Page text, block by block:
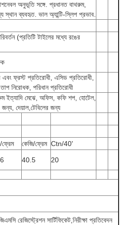
অনুভূতি সঙ্গে. প্রধানত বাথরুম,
স্থান ব্যবহৃত. ভাল অ্যান্টি-স্লিপ প্রভাব.
(প্রতিটি টাইলের মধ্যে রঙের
এবং ফ্রস্ট প্রতিরোধী, এসিড প্রতিরোধী,
তাপ নিরোধক, পরিধান প্রতিরোধী
ইত্যাদি মেঝে, অফিস, কফি শপ, হোটেল,
দেয়াল,টেবিলের জন্য
কেজি/ফ্রেম Ctn/40'
40.5 20
রেজিস্ট্রেশন সার্টিফিকেট,নিরীক্ষা প্রতিবেদন